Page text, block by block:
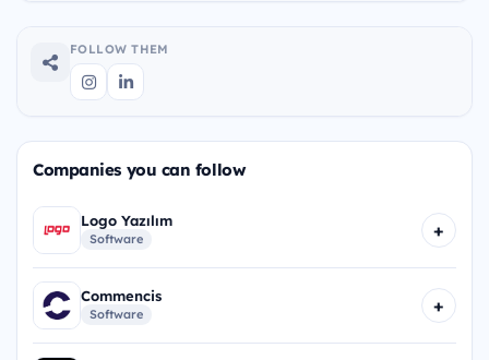
FOLLOW THEM
Companies you can follow
Logo Yazılım
Software +
Commencis
Software +